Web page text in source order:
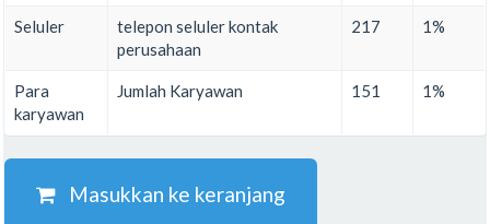
Seluler
telepon seluler kontak
perusahaan
217 1%
Para
karyawan
Jumlah Karyawan 151 1%
Masukkan ke keranjang